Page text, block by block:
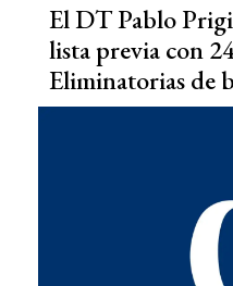
El DT Pablo
lista previa con
Eliminatorias de